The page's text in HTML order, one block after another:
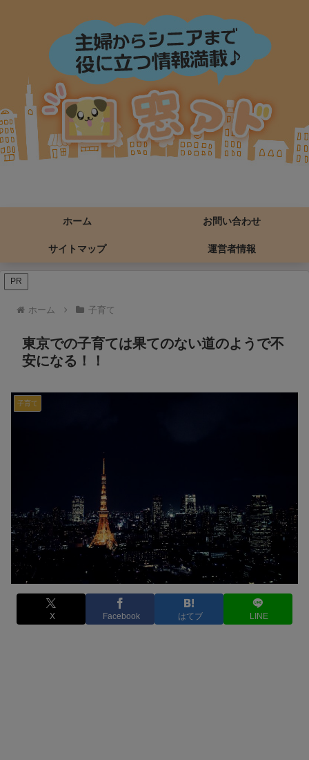
ホーム お問い合わせ
サイトマップ 運営者情報
PR
ホーム 子育て
東京での子育ては果てのない道のようで不
安になる！！
子育て
X Facebook はてブ LINE